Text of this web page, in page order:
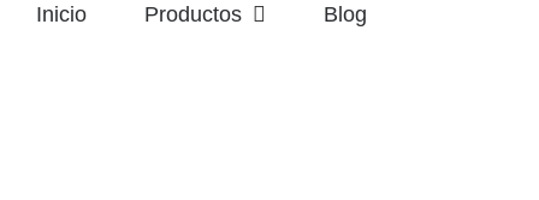
Inicio Productos Blog